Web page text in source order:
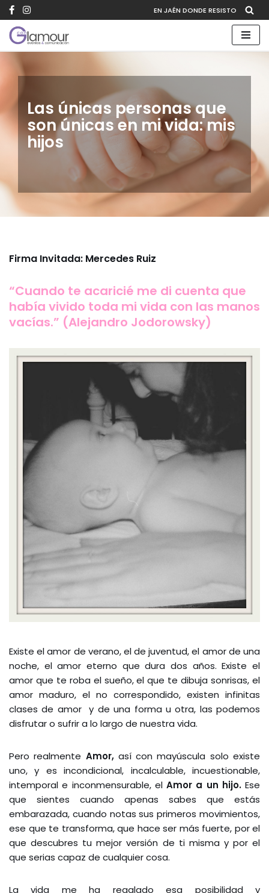
Saltar
al
EN JAÉN DONDE RESISTO
Las únicas personas que
son únicas en mi vida: mis
hijos
Firma Invitada: Mercedes Ruiz
“Cuando te acaricié me di cuenta que
había vivido toda mi vida con las manos
vacías.” (Alejandro Jodorowsky)
Existe el amor de verano, el de juventud, el amor de una
noche, el amor eterno que dura dos años. Existe el
amor que te roba el sueño, el que te dibuja sonrisas, el
amor maduro, el no correspondido, existen infinitas
clases de amor y de una forma u otra, las podemos
disfrutar o sufrir a lo largo de nuestra vida.
Pero realmente Amor,así con mayúscula solo existe
uno, y es incondicional, incalculable, incuestionable,
intemporal e inconmensurable, el Amor a un hijo. Ese
que sientes cuando apenas sabes que estás
embarazada, cuando notas sus primeros movimientos,
ese que te transforma, que hace ser más fuerte, por el
que descubres tu mejor versión de ti misma y por el
que serias capaz de cualquier cosa.
La vida me ha regalado esa posibilidad y